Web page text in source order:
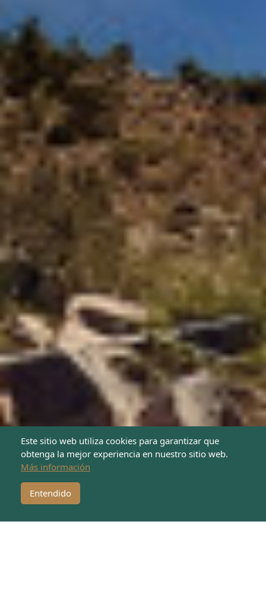
Este sitio web utiliza cookies para garantizar que
obtenga la mejor experiencia en nuestro sitio web.
Más información
Entendido